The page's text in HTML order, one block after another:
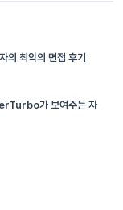
의 최악의 면접 후기
가 보여주는 자